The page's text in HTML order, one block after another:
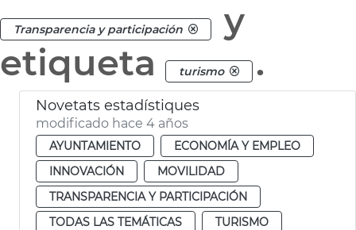
Transparencia y participación
y
etiqueta
turismo .
Novetats estadístiques
modificado hace 4 años
AYUNTAMIENTO
ECONOMÍA Y EMPLEO
INNOVACIÓN
MOVILIDAD
TRANSPARENCIA Y PARTICIPACIÓN
TODAS LAS TEMÁTICAS
TURISMO